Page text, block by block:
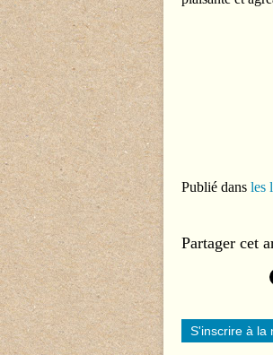
Publié dans les
Partager cet
S'inscrire à la